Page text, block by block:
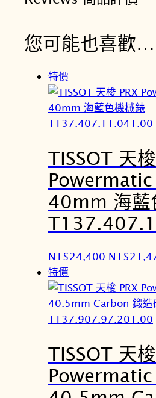
您可能也喜歡…
特價
TISSOT 天
40mm 海藍
NT$24,400 原
價
格
：
T
$
2
NT$
特價
TISSOT 天